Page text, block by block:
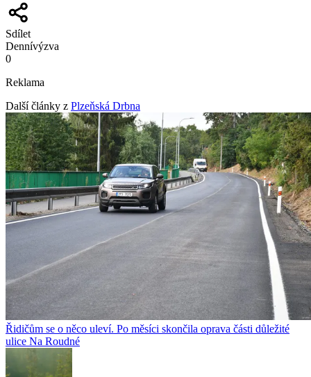
Sdílet
Dennívýzva
0
Reklama
Další články z Plzeňská Drbna
Řidičům se o něco uleví. Po měsíci skončila oprava části důležité
ulice Na Roudné